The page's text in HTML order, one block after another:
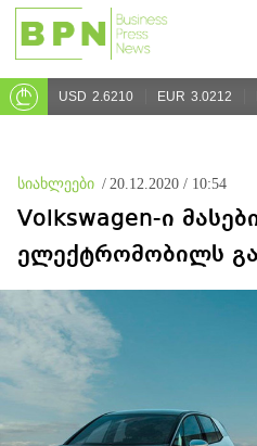
USD 2.6210 EUR 3.0212
სიახლეები / 20.12.2020 / 10:54
Volkswagen-ი
ელექტრომობილს